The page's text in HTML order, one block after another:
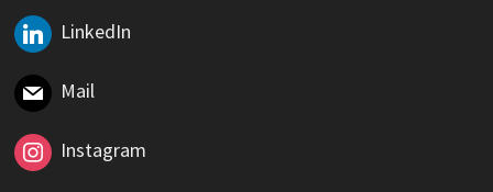
LinkedIn
Mail
Instagram